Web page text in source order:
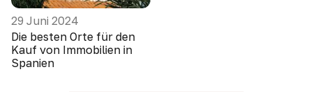
29 Juni 2024
Die besten Orte für den
Kauf von Immobilien in
Spanien